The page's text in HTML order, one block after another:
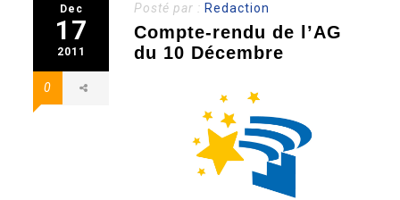
Dec
17
2011
0
Posté par : Redaction
Compte-rendu de l’AG
du 10 Décembre